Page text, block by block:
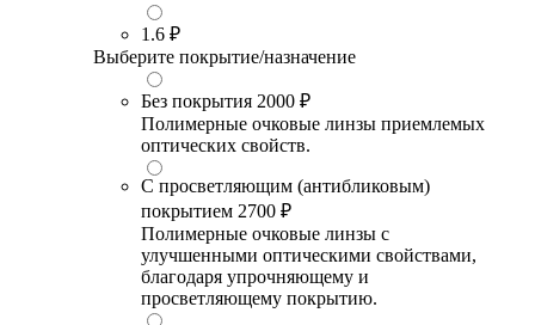
1.6 ₽
Выберите покрытие/назначение
Без покрытия 2000 ₽
Полимерные очковые линзы приемлемых
оптических свойств.
С просветляющим (антибликовым)
покрытием 2700 ₽
Полимерные очковые линзы с
улучшенными оптическими свойствами,
благодаря упрочняющему и
просветляющему покрытию.